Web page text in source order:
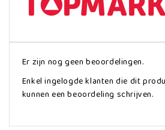
Er zijn nog geen beoordelingen.
Enkel ingelogde klanten die dit
kunnen een beoordeling schrijven.